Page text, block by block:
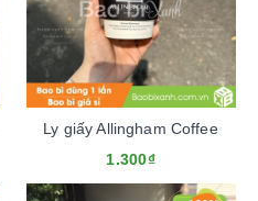
Ly giấy Allingham Coffee
1.300₫